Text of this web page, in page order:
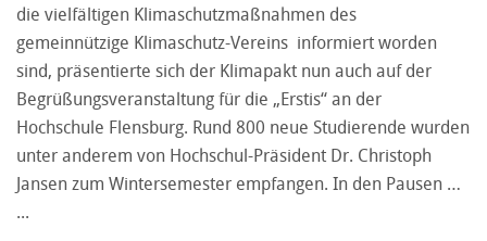
die vielfältigen Klimaschutzmaßnahmen des
gemeinnützige Klimaschutz-Vereins informiert worden
sind, präsentierte sich der Klimapakt nun auch auf der
Begrüßungsveranstaltung für die „Erstis“ an der
Hochschule Flensburg. Rund 800 neue Studierende wurden
unter anderem von Hochschul-Präsident Dr. Christoph
Jansen zum Wintersemester empfangen. In den Pausen …